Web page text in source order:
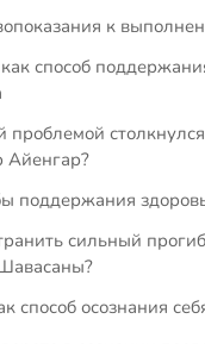
к
способ
проблемой
Айенгар?
поддержания
сильный
способ осознания